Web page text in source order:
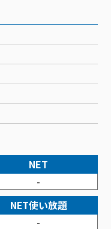
サービス料⾦表
ン
ップ
NET
-
NET使い放題
-